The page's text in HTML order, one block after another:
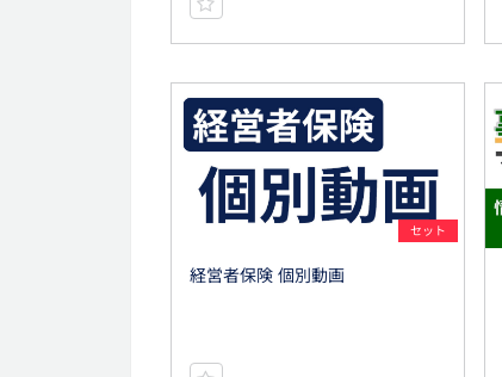
セット
経営者保険 個別動画